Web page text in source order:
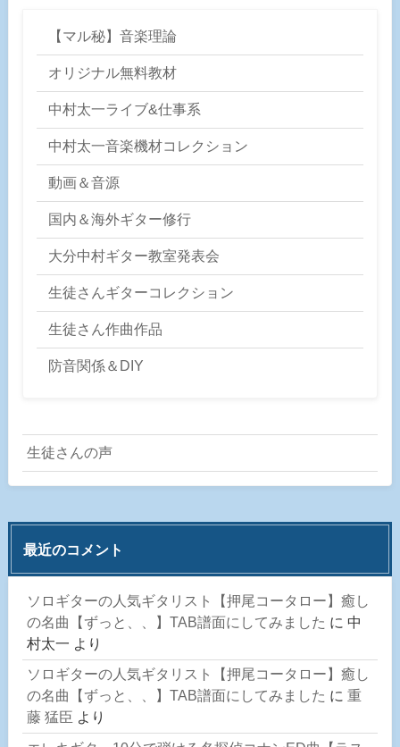
【マル秘】音楽理論
オリジナル無料教材
中村太一ライブ&仕事系
中村太一音楽機材コレクション
動画＆音源
国内＆海外ギター修行
大分中村ギター教室発表会
生徒さんギターコレクション
生徒さん作曲作品
防音関係＆DIY
生徒さんの声
最近のコメント
ソロギターの人気ギタリスト【押尾コータロー】癒し
の名曲【ずっと、、】TAB譜面にしてみました に 中
村太一 より
ソロギターの人気ギタリスト【押尾コータロー】癒し
の名曲【ずっと、、】TAB譜面にしてみました に 重
藤 猛臣 より